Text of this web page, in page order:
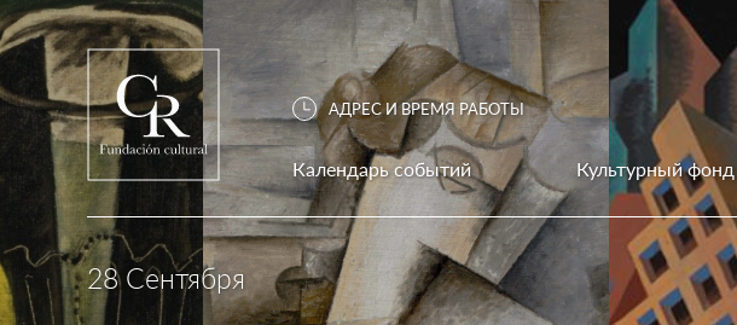
АДРЕС И ВРЕМЯ РАБОТЫ
Календарь событий Культурный
28 Сентября